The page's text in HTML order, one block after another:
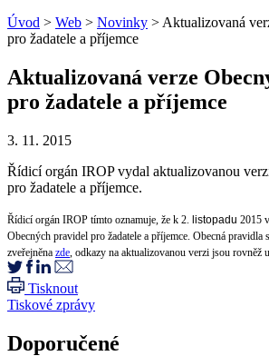
Úvod > Web > Novinky > Aktualizovaná
pro žadatele a příjemce
Aktualizovaná verze
pro žadatele a příjemce
3. 11. 2015
Řídicí orgán IROP vydal aktualizovanou
pro žadatele a příjemce.
Řídicí orgán IROP tímto oznamuje, že k 2. listopadu 2015
Obecných pravidel pro žadatele a příjemce. Obecná
zveřejněna zde, odkazy na aktualizovanou verzi jsou rovněž
Tisknout
Tiskové zprávy
Doporučené